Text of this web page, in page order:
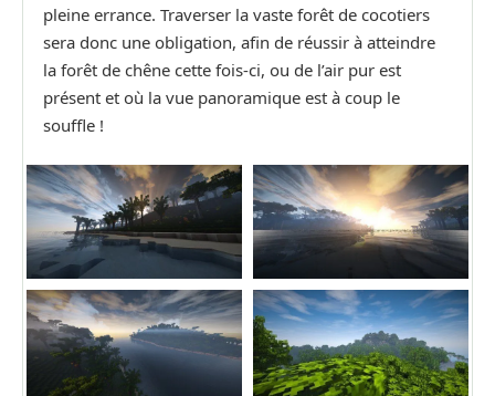
pleine errance. Traverser la vaste forêt de cocotiers
sera donc une obligation, afin de réussir à atteindre
la forêt de chêne cette fois-ci, ou de l’air pur est
présent et où la vue panoramique est à coup le
souffle !